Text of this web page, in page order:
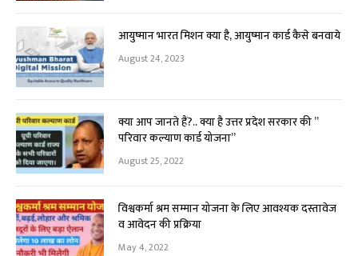
आयुष्मान भारत मिशन क्या है, आयुष्मान कार्ड कैसे बनवाये
August 24, 2023
क्या आप जानते हैं?.. क्या है उत्तर प्रदेश सरकार की ”
परिवार कल्याण कार्ड योजना”
August 25, 2022
विश्वकर्मा श्रम सम्मान योजना के लिए आवश्यक दस्तावेज
व आवेदन की प्रक्रिया
May 4, 2022